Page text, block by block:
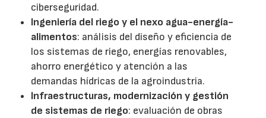
ciberseguridad.
Ingeniería del riego y el nexo agua-energía-
alimentos: análisis del diseño y eficiencia de
los sistemas de riego, energías renovables,
ahorro energético y atención a las
demandas hídricas de la agroindustria.
Infraestructuras, modernización y gestión
de sistemas de riego: evaluación de obras